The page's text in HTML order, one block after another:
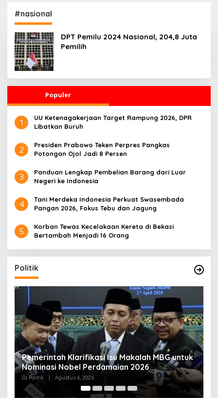
#nasional
DPT Pemilu 2024 Nasional, 204,8 Juta
Pemilih
Populer
1
UU Ketenagakerjaan Target Rampung 2026, DPR
Libatkan Buruh
2
Presiden Prabowo Teken Perpres Pangkas
Potongan Ojol Jadi 8 Persen
3
Panduan Lengkap Pembelian Barang dari Luar
Negeri ke Indonesia
4
Tani Merdeka Indonesia Perkuat Swasembada
Pangan 2026, Fokus Tebu dan Jagung
5
Korban Tewas Kecelakaan Kereta di Bekasi
Bertambah Menjadi 16 Orang
Politik
Muktamar NU ke-35 di Jombang, Panitia
Siagakan 3 Posko Kesehatan 24 Jam
Di Politik Agustus 6, 2026